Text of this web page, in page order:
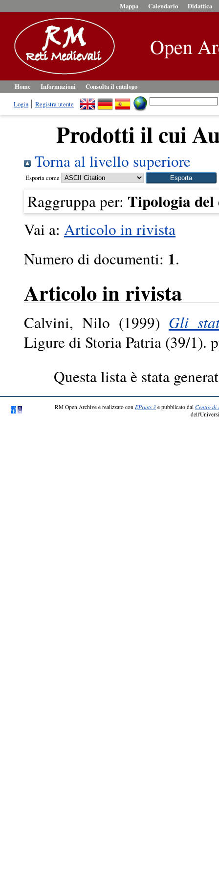
Mappa Calendario Didattica
Open
Home Informazioni
Consulta il catalogo
Login
Registra utente
Prodotti il cui
Torna al livello superiore
Esporta come
Raggruppa per: Tipologia del
Vai a: Articolo in rivista
Numero di documenti: 1.
Articolo in rivista
Calvini, Nilo (1999) Gli
Ligure di Storia Patria (39/1).
Questa lista è stata
RM Open Archive è realizzato con EPrints 3 e pubblicato dal Centro di